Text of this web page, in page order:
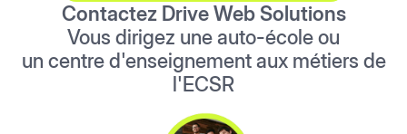
Contactez Drive Web Solutions
Vous dirigez une auto-école ou
un centre d'enseignement aux métiers de
l'ECSR